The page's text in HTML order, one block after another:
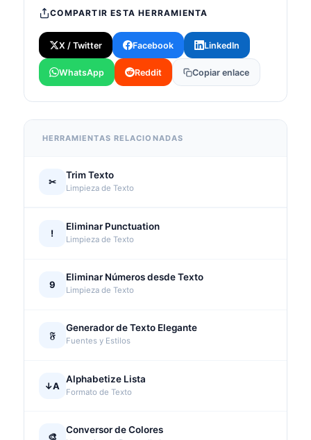
COMPARTIR ESTA HERRAMIENTA
X / Twitter Facebook LinkedIn
WhatsApp Reddit Copiar enlace
HERRAMIENTAS RELACIONADAS
✂
Trim Texto
Limpieza de Texto
!
Eliminar Punctuation
Limpieza de Texto
9
Eliminar Números desde Texto
Limpieza de Texto
𝔉
Generador de Texto Elegante
Fuentes y Estilos
↓A
Alphabetize Lista
Formato de Texto
🎨
Conversor de Colores